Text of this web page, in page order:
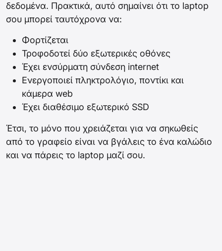
δεδομένα. Πρακτικά, αυτό σημαίνει ότι το laptop
σου μπορεί ταυτόχρονα να:
Φορτίζεται
Τροφοδοτεί δύο εξωτερικές οθόνες
Έχει ενσύρματη σύνδεση internet
Ενεργοποιεί πληκτρολόγιο, ποντίκι και
κάμερα web
Έχει διαθέσιμο εξωτερικό SSD
Έτσι, το μόνο που χρειάζεται για να σηκωθείς
από το γραφείο είναι να βγάλεις το ένα καλώδιο
και να πάρεις το laptop μαζί σου.